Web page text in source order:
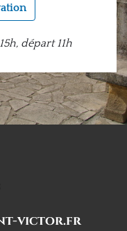
départ 11h
victor.fr